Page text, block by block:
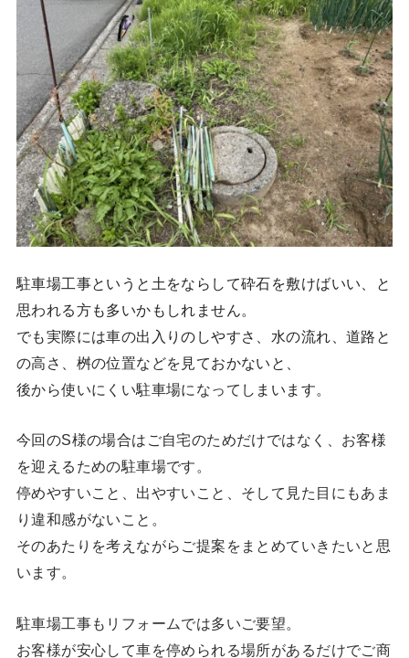
駐車場工事というと土をならして砕石を敷けばいい、と
思われる方も多いかもしれません。
でも実際には車の出入りのしやすさ、水の流れ、道路と
の高さ、桝の位置などを見ておかないと、
後から使いにくい駐車場になってしまいます。
今回のS様の場合はご自宅のためだけではなく、お客様
を迎えるための駐車場です。
停めやすいこと、出やすいこと、そして見た目にもあま
り違和感がないこと。
そのあたりを考えながらご提案をまとめていきたいと思
います。
駐車場工事もリフォームでは多いご要望。
お客様が安心して車を停められる場所があるだけでご商